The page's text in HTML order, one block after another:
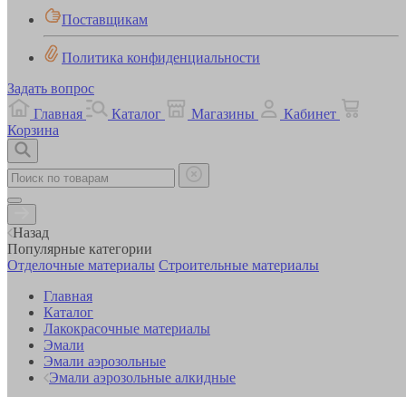
Поставщикам
Политика конфиденциальности
Задать вопрос
Главная
Каталог Магазины
Кабинет
Корзина
Назад
Популярные категории
Отделочные материалы Строительные материалы
Главная
Каталог
Лакокрасочные материалы
Эмали
Эмали аэрозольные
Эмали аэрозольные алкидные